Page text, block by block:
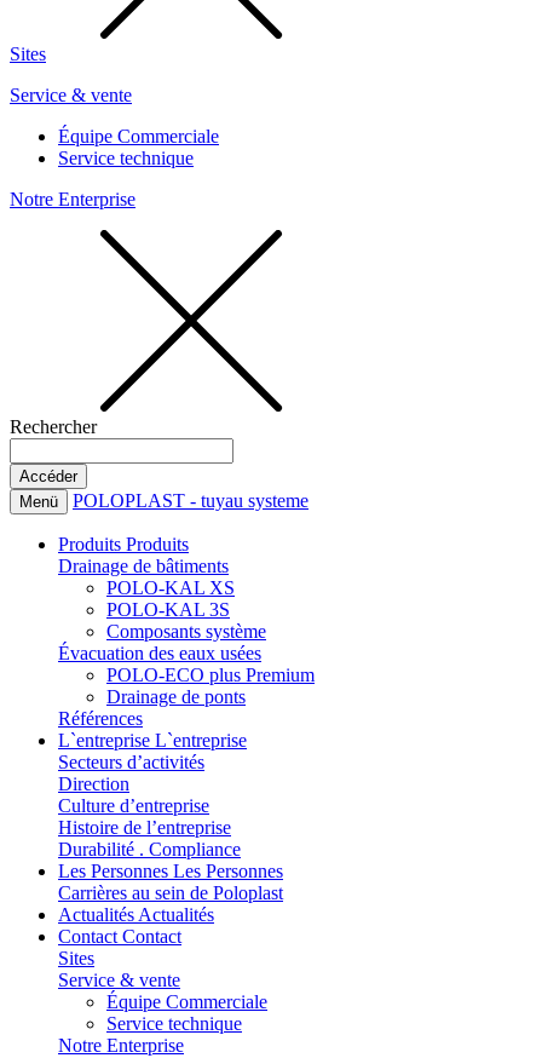
Sites
Service & vente
Équipe Commerciale
Service technique
Notre Enterprise
Rechercher
Menü POLOPLAST - tuyau systeme
Produits Produits
Drainage de bâtiments
POLO-KAL XS
POLO-KAL 3S
Composants système
Évacuation des eaux usées
POLO-ECO plus Premium
Drainage de ponts
Références
L`entreprise L`entreprise
Secteurs d’activités
Direction
Culture d’entreprise
Histoire de l’entreprise
Durabilité . Compliance
Les Personnes Les Personnes
Carrières au sein de Poloplast
Actualités Actualités
Contact Contact
Sites
Service & vente
Équipe Commerciale
Service technique
Notre Enterprise